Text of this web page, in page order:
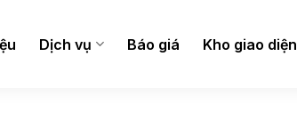
Dịch vụ Báo giá Kho giao diện